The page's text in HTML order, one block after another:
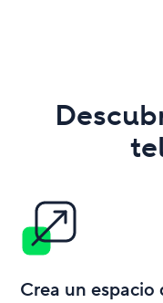
Crea un